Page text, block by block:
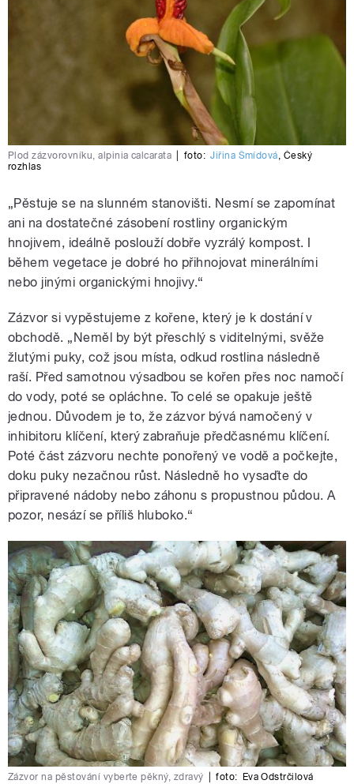
Plod zázvorovníku, alpinia calcarata foto: Jiřina Šmídová, Český
rozhlas
„Pěstuje se na slunném stanovišti. Nesmí se zapomínat
ani na dostatečné zásobení rostliny organickým
hnojivem, ideálně poslouží dobře vyzrálý kompost. I
během vegetace je dobré ho přihnojovat minerálními
nebo jinými organickými hnojivy.“
Zázvor si vypěstujeme z kořene, který je k dostání v
obchodě. „Neměl by být přeschlý s viditelnými, svěže
žlutými puky, což jsou místa, odkud rostlina následně
raší. Před samotnou výsadbou se kořen přes noc namočí
do vody, poté se opláchne. To celé se opakuje ještě
jednou. Důvodem je to, že zázvor bývá namočený v
inhibitoru klíčení, který zabraňuje předčasnému klíčení.
Poté část zázvoru nechte ponořený ve vodě a počkejte,
doku puky nezačnou růst. Následně ho vysaďte do
připravené nádoby nebo záhonu s propustnou půdou. A
pozor, nesází se příliš hluboko.“
Zázvor na pěstování vyberte pěkný, zdravý foto: Eva Odstrčilová